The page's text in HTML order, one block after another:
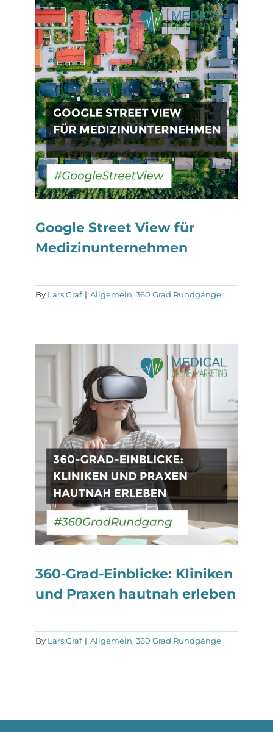
Google Street View für
Medizinunternehmen
By Lars Graf | Allgemein,360 Grad Rundgänge
360-Grad-Einblicke: Kliniken
und Praxen hautnah erleben
By Lars Graf | Allgemein,360 Grad Rundgänge